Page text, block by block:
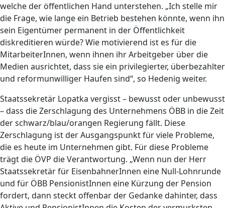
welche der öffentlichen Hand unterstehen. „Ich stelle mir
die Frage, wie lange ein Betrieb bestehen könnte, wenn ihn
sein Eigentümer permanent in der Öffentlichkeit
diskreditieren würde? Wie motivierend ist es für die
MitarbeiterInnen, wenn ihnen ihr Arbeitgeber über die
Medien ausrichtet, dass sie ein privilegierter, überbezahlter
und reformunwilliger Haufen sind“, so Hedenig weiter.
Staatssekretär Lopatka vergisst – bewusst oder unbewusst
– dass die Zerschlagung des Unternehmens ÖBB in die Zeit
der schwarz/blau/orangen Regierung fällt. Diese
Zerschlagung ist der Ausgangspunkt für viele Probleme,
die es heute im Unternehmen gibt. Für diese Probleme
trägt die ÖVP die Verantwortung. „Wenn nun der Herr
Staatssekretär für EisenbahnerInnen eine Null-Lohnrunde
und für ÖBB PensionistInnen eine Kürzung der Pension
fordert, dann steckt offenbar der Gedanke dahinter, dass